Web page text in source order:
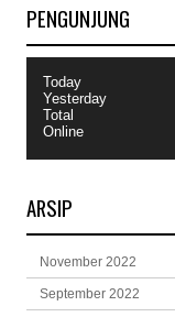
PENGUNJUNG
Today
Yesterday
Total
Online
ARSIP
November 2022
September 2022